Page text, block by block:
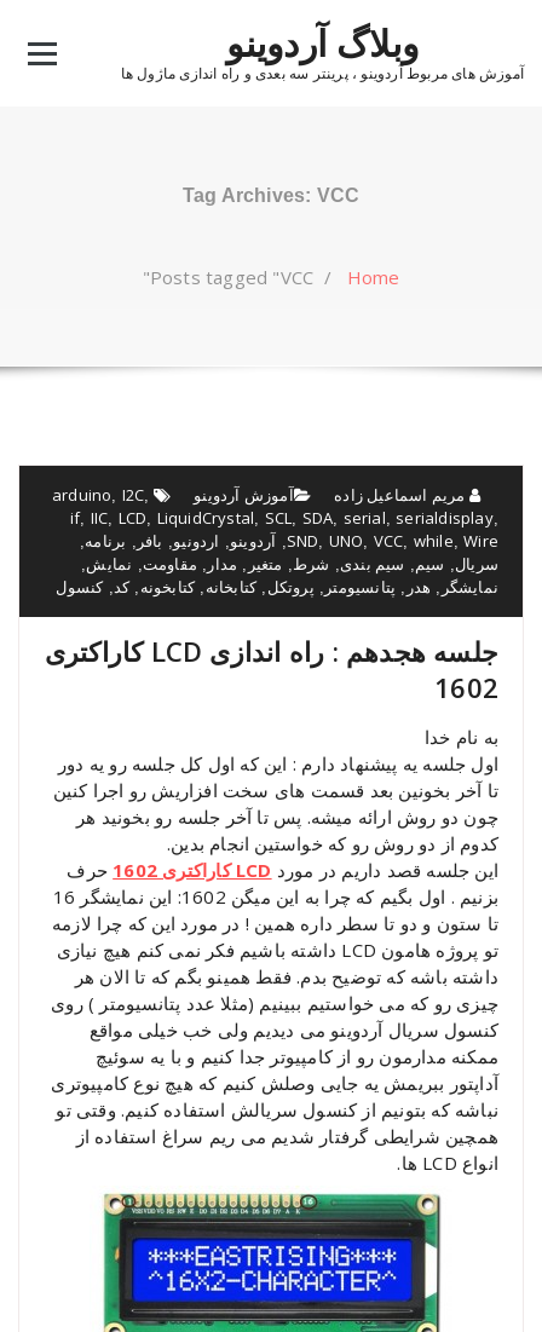
content
وبلاگ آردوینو
آموزش های مربوط آردوینو ، پرینتر سه بعدی و راه اندازی ماژول ها
Tag Archives: VCC
Home
/
Posts tagged "VCC"
مریم اسماعیل زاده آموزش آردوینو arduino, I2C,
if, IIC, LCD, LiquidCrystal, SCL, SDA, serial, serialdisplay,
SND, UNO, VCC, while,Wire
, آردوینو, اردونیو, بافر , برنامه,
سریال, سیم, سیم بندی, شرط, متغیر , مدار , مقاومت, نمایش,
نمایشگر , هدر , پتانسیومتر , پروتکل ,کتابخانه ,کتابخونه ,کد,کنسول
جلسه هجدهم : راه اندازی LCD کاراکتری
1602
به نام خدا
اول جلسه یه پیشنهاد دارم : این که اول کل جلسه رو یه دور
تا آخر بخونین بعد قسمت های سخت افزاریش رو اجرا کنین
چون دو روش ارائه میشه. پس تا آخر جلسه رو بخونید هر
کدوم از دو روش رو که خواستین انجام بدین.
این جلسه قصد داریم در مورد LCD کاراکتری 1602
حرف
بزنیم . اول بگیم که چرا به این میگن 1602: این نمایشگر 16
تا ستون و دو تا سطر داره همین ! در مورد این که چرا لازمه
تو پروژه هامون LCD داشته باشیم فکر نمی کنم هیچ نیازی
داشته باشه که توضیح بدم. فقط همینو بگم که تا الان هر
چیزی رو که می خواستیم ببینیم (مثلا عدد پتانسیومتر ) روی
کنسول سریال آردوینو می دیدیم ولی خب خیلی مواقع
ممکنه مدارمون رو از کامپیوتر جدا کنیم و با یه سوئیچ
آداپتور ببریمش یه جایی وصلش کنیم که هیچ نوع کامپیوتری
نباشه که بتونیم از کنسول سریالش استفاده کنیم. وقتی تو
همچین شرایطی گرفتار شدیم می ریم سراغ استفاده از
انواع LCD ها.